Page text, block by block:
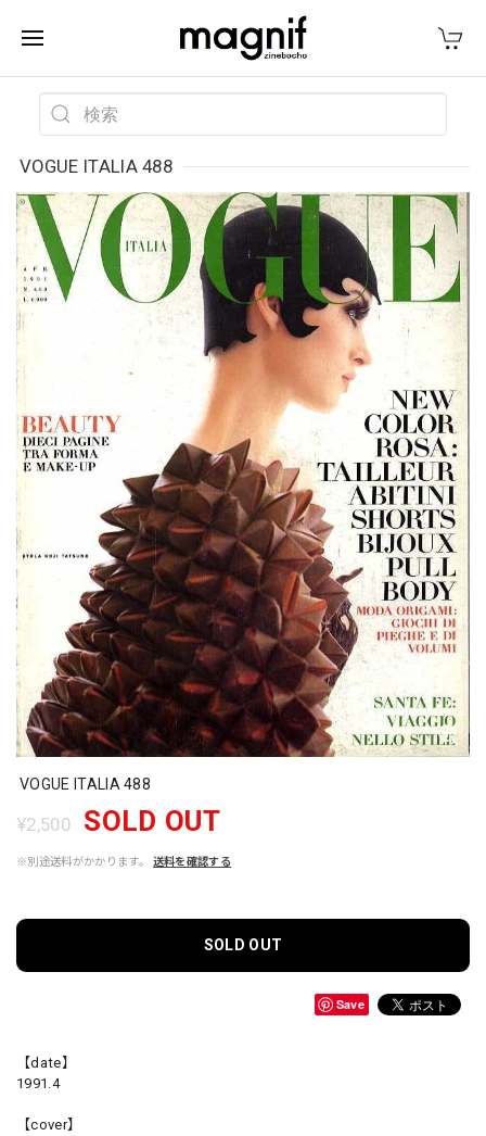
VOGUE ITALIA 488
VOGUE ITALIA 488
¥2,500 SOLD OUT
※別途送料がかかります。 送料を確認する
SOLD OUT
Save
【date】
1991.4
【cover】